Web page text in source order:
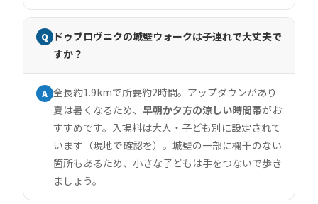
Q ドゥブロヴニクの城壁ウォークは子連れで大丈夫で
すか？
A 全長約1.9kmで所要約2時間。アップダウンがあり
夏は暑くなるため、 早朝か夕方の涼しい時間帯がお
すすめです。入場料は大人・子ども別に設定されて
います（現地で確認を）。城壁の一部に欄干のない
箇所もあるため、小さな子どもは手をつないで歩き
ましょう。